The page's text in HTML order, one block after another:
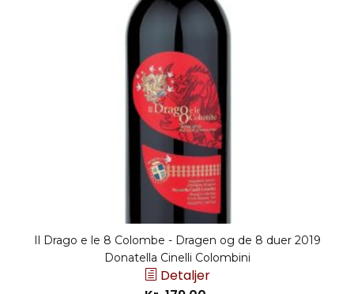
Il Drago e le 8 Colombe - Dragen og de 8 duer 2019
Donatella Cinelli Colombini
Detaljer